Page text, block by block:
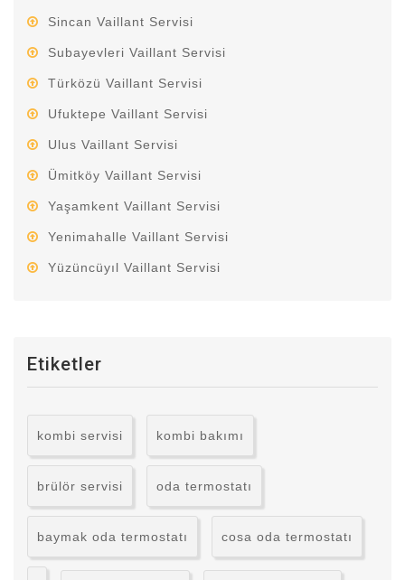
Sincan Vaillant Servisi
Subayevleri Vaillant Servisi
Türközü Vaillant Servisi
Ufuktepe Vaillant Servisi
Ulus Vaillant Servisi
Ümitköy Vaillant Servisi
Yaşamkent Vaillant Servisi
Yenimahalle Vaillant Servisi
Yüzüncüyıl Vaillant Servisi
Etiketler
kombi servisi kombi bakımı
brülör servisi oda termostatı
baymak oda termostatı cosa oda termostatı